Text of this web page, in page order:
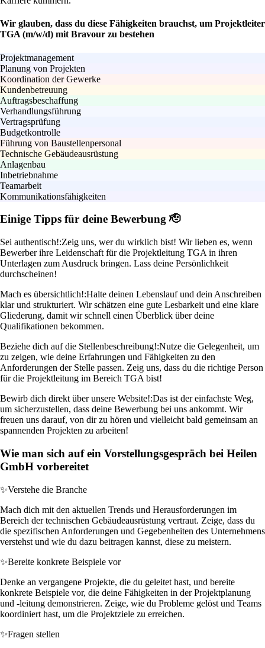
Wir glauben, dass du diese Fähigkeiten brauchst, um Projektleiter
TGA (m/w/d) mit Bravour zu bestehen
Projektmanagement
Planung von Projekten
Koordination der Gewerke
Kundenbetreuung
Auftragsbeschaffung
Verhandlungsführung
Vertragsprüfung
Budgetkontrolle
Führung von Baustellenpersonal
Technische Gebäudeausrüstung
Anlagenbau
Inbetriebnahme
Teamarbeit
Kommunikationsfähigkeiten
Einige Tipps für deine Bewerbung 🫡
Sei authentisch!:Zeig uns, wer du wirklich bist! Wir lieben es, wenn
Bewerber ihre Leidenschaft für die Projektleitung TGA in ihren
Unterlagen zum Ausdruck bringen. Lass deine Persönlichkeit
durchscheinen!
Mach es übersichtlich!:Halte deinen Lebenslauf und dein Anschreiben
klar und strukturiert. Wir schätzen eine gute Lesbarkeit und eine klare
Gliederung, damit wir schnell einen Überblick über deine
Qualifikationen bekommen.
Beziehe dich auf die Stellenbeschreibung!:Nutze die Gelegenheit, um
zu zeigen, wie deine Erfahrungen und Fähigkeiten zu den
Anforderungen der Stelle passen. Zeig uns, dass du die richtige Person
für die Projektleitung im Bereich TGA bist!
Bewirb dich direkt über unsere Website!:Das ist der einfachste Weg,
um sicherzustellen, dass deine Bewerbung bei uns ankommt. Wir
freuen uns darauf, von dir zu hören und vielleicht bald gemeinsam an
spannenden Projekten zu arbeiten!
Wie man sich auf ein Vorstellungsgespräch bei Heilen
GmbH vorbereitet
✨Verstehe die Branche
Mach dich mit den aktuellen Trends und Herausforderungen im
Bereich der technischen Gebäudeausrüstung vertraut. Zeige, dass du
die spezifischen Anforderungen und Gegebenheiten des Unternehmens
verstehst und wie du dazu beitragen kannst, diese zu meistern.
✨Bereite konkrete Beispiele vor
Denke an vergangene Projekte, die du geleitet hast, und bereite
konkrete Beispiele vor, die deine Fähigkeiten in der Projektplanung
und -leitung demonstrieren. Zeige, wie du Probleme gelöst und Teams
koordiniert hast, um die Projektziele zu erreichen.
✨Fragen stellen